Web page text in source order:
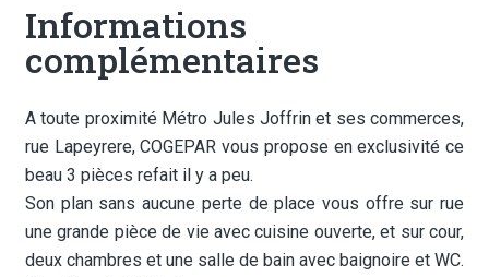
Informations
complémentaires
A toute proximité Métro Jules Joffrin et ses commerces,
rue Lapeyrere, COGEPAR vous propose en exclusivité ce
beau 3 pièces refait il y a peu.
Son plan sans aucune perte de place vous offre sur rue
une grande pièce de vie avec cuisine ouverte, et sur cour,
deux chambres et une salle de bain avec baignoire et WC.